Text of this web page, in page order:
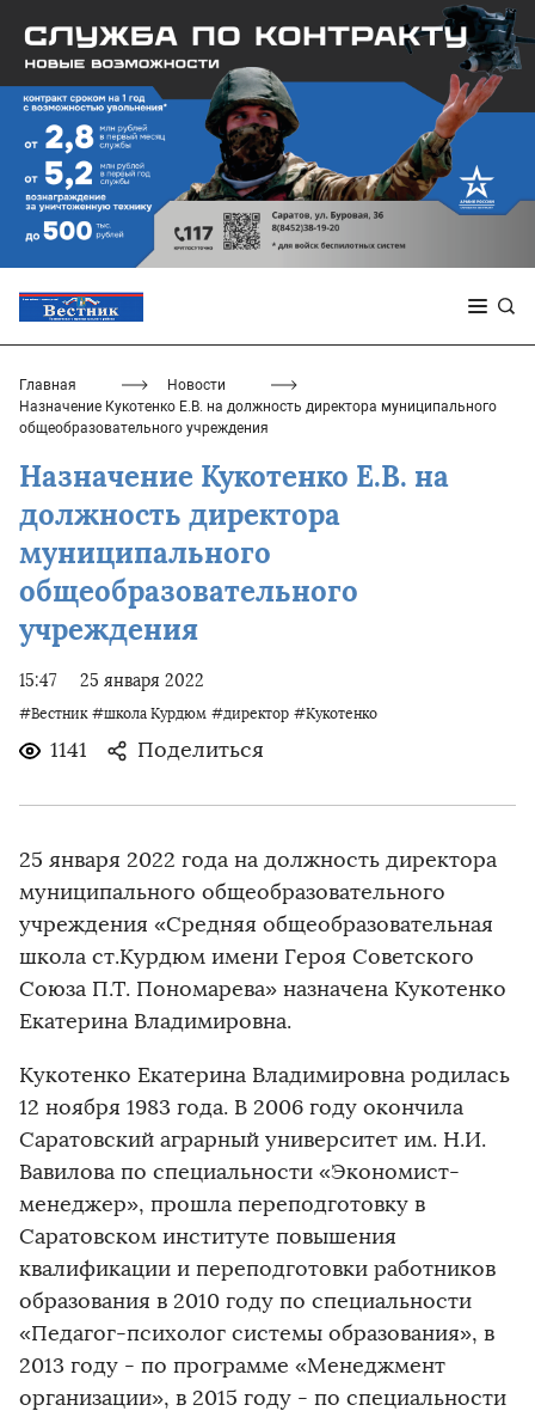
Главная
Новости
Назначение Кукотенко Е.В. на должность директора муниципального
общеобразовательного учреждения
Назначение Кукотенко Е.В. на
должность директора
муниципального
общеобразовательного
учреждения
15:47 25 января 2022
#Вестник #школа Курдюм #директор #Кукотенко
1141 Поделиться
25 января 2022 года на должность директора
муниципального общеобразовательного
учреждения «Средняя общеобразовательная
школа ст.Курдюм имени Героя Советского
Союза П.Т. Пономарева» назначена Кукотенко
Екатерина Владимировна.
Кукотенко Екатерина Владимировна родилась
12 ноября 1983 года. В 2006 году окончила
Саратовский аграрный университет им. Н.И.
Вавилова по специальности «Экономист-
менеджер», прошла переподготовку в
Саратовском институте повышения
квалификации и переподготовки работников
образования в 2010 году по специальности
«Педагог-психолог системы образования», в
2013 году - по программе «Менеджмент
организации», в 2015 году - по специальности